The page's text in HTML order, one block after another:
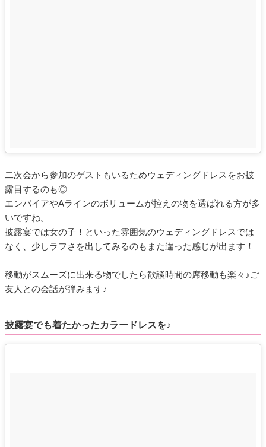
二次会から参加のゲストもいるためウェディングドレスをお披
露目するのも◎
エンパイアやAラインのボリュームが控えの物を選ばれる方が多
いですね。
披露宴では女の子！といった雰囲気のウェディングドレスでは
なく、少しラフさを出してみるのもまた違った感じが出ます！
移動がスムーズに出来る物でしたら歓談時間の席移動も楽々♪ご
友人との会話が弾みます♪
披露宴でも着たかったカラードレスを♪